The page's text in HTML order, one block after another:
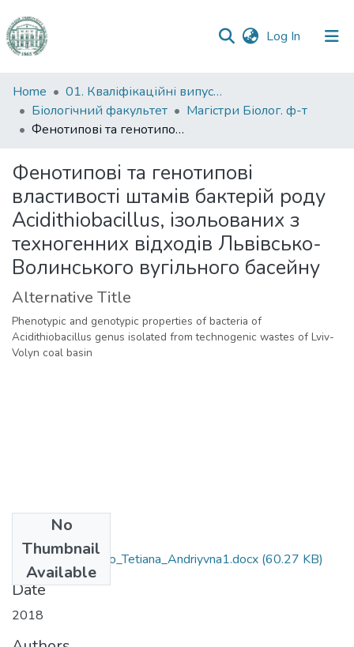
Log In (current)
Communities
&
Collections
Statistics
Home
01. Кваліфікаційні випускні роботи здобувачів вищої освіти
Біологічний факультет
Магістри Біолог. ф-т
Фенотипові та генотипові властивості штамів бактерій роду Acidithiobacillus, ізольованих з техногенних відходів Львівсько-Волинського вугільного басейну
Фенотипові та генотипові
властивості штамів бактерій роду
Acidithiobacillus, ізольованих з
техногенних відходів Львівсько-
Волинського вугільного басейну
Alternative Title
Phenotypic and genotypic properties of bacteria of
Acidithiobacillus genus isolated from technogenic wastes of Lviv-
Volyn coal basin
No
Thumbnail
Available
091_Brodiazhenko_Tetiana_Andriyvna1.docx (60.27 KB)
Date
2018